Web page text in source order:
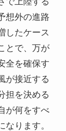
想外の進路
したケース
とで、万が
全を確保す
が接近する
担を決める
が何をすべ
ります。